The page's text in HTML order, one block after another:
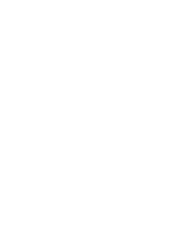
eller ta bort något av